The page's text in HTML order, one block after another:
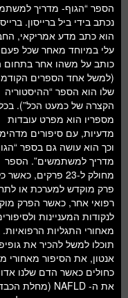
הספר “הגוף- מדריך
נכתב בידי ביל ברייסון.
הוא כתב מדע אמריקאי,
עלי במיוחד מאחר שכל
כותב על משהו אחר
(למשל אחד הספרים
שלו הוא הספר “ההיסטוריה
הקצרה של כמעט הכל”).
מספריו הוא מפרט עובדות
מדעיות, עם סיפורים
וכך הוא עושה גם בספר
מדריך למשתמשים”. הספר
מחולק ל-23 פרקים, כאשר
פרק מוקדש למערכת או
רפואי אחר, כאשר הפרק
לנקודות המעניינות
מאחורי התגליות
תוכלו למשל להכיר את
אנטון, את הסיפור מאחורי
כחולים כאשר הדם שלנו